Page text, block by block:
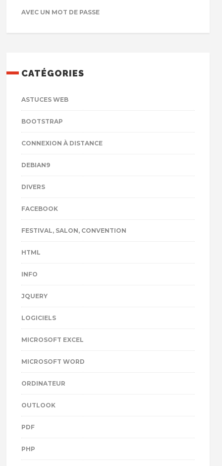
AVEC UN MOT DE PASSE
CATÉGORIES
ASTUCES WEB
BOOTSTRAP
CONNEXION À DISTANCE
DEBIAN9
DIVERS
FACEBOOK
FESTIVAL, SALON, CONVENTION
HTML
INFO
JQUERY
LOGICIELS
MICROSOFT EXCEL
MICROSOFT WORD
ORDINATEUR
OUTLOOK
PDF
PHP